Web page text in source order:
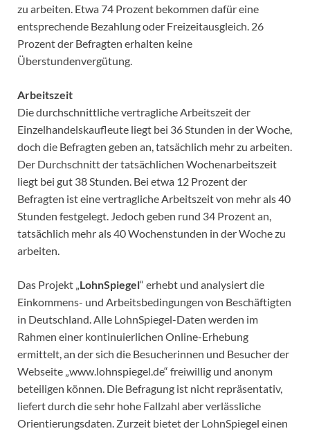
zu arbeiten. Etwa 74 Prozent bekommen dafür eine
entsprechende Bezahlung oder Freizeitausgleich. 26
Prozent der Befragten erhalten keine
Überstundenvergütung.
Arbeitszeit
Die durchschnittliche vertragliche Arbeitszeit der
Einzelhandelskaufleute liegt bei 36 Stunden in der Woche,
doch die Befragten geben an, tatsächlich mehr zu arbeiten.
Der Durchschnitt der tatsächlichen Wochenarbeitszeit
liegt bei gut 38 Stunden. Bei etwa 12 Prozent der
Befragten ist eine vertragliche Arbeitszeit von mehr als 40
Stunden festgelegt. Jedoch geben rund 34 Prozent an,
tatsächlich mehr als 40 Wochenstunden in der Woche zu
arbeiten.
Das Projekt „LohnSpiegel“ erhebt und analysiert die
Einkommens- und Arbeitsbedingungen von Beschäftigten
in Deutschland. Alle LohnSpiegel-Daten werden im
Rahmen einer kontinuierlichen Online-Erhebung
ermittelt, an der sich die Besucherinnen und Besucher der
Webseite „www.lohnspiegel.de“ freiwillig und anonym
beteiligen können. Die Befragung ist nicht repräsentativ,
liefert durch die sehr hohe Fallzahl aber verlässliche
Orientierungsdaten. Zurzeit bietet der LohnSpiegel einen